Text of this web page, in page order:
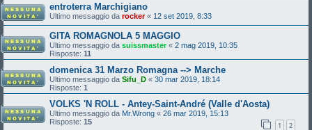
entroterra Marchigiano
Ultimo messaggio da rocker« 12 set 2019, 8:33
GITA ROMAGNOLA 5 MAGGIO
Ultimo messaggio da suissmaster« 2 mag 2019, 10:35
Risposte: 11
domenica 31 Marzo Romagna --> Marche
Ultimo messaggio da Sifu_D « 30 mar 2019, 18:14
Risposte: 1
VOLKS 'N ROLL - Antey-Saint-André (Valle d'Aosta)
Ultimo messaggio da Mr.Wrong « 26 mar 2019, 15:13
Risposte: 15 1 2